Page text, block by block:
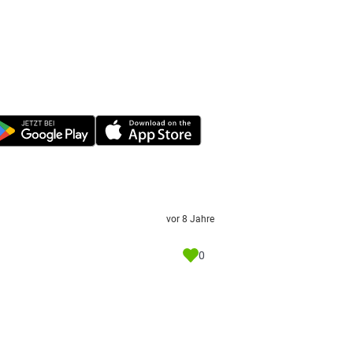
vor 8 Jahre
0